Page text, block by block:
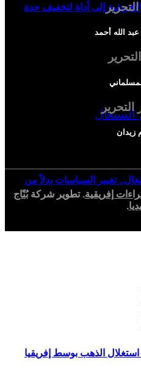
إلى أداة لتخفيف حدة
تغيير السياسات بدلاً من
الذهب بوسط إفريقيا
الله أحمد
التحرير
زيدان
إفريقية. تطوير شركةبُنّاج
.